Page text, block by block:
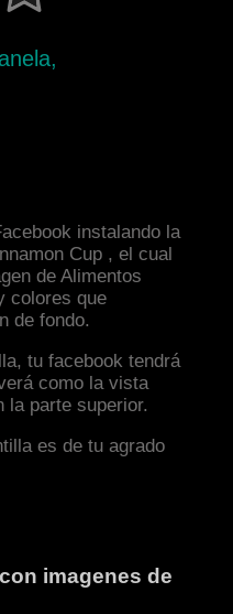
instalando la
Cup , el cual
de Alimentos
colores que
de fondo.
tu facebook tendrá
como la vista
la parte superior.
es de tu agrado
imagenes de